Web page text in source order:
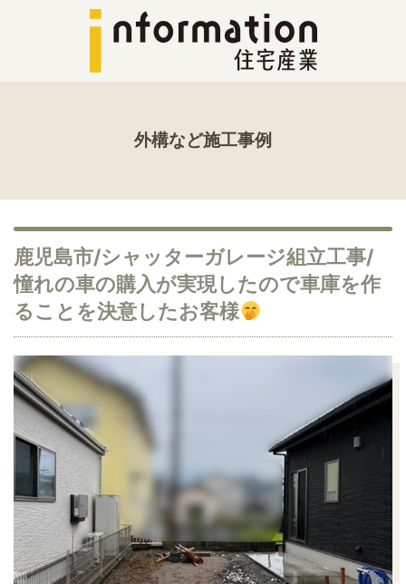
外構など施工事例
鹿児島市/シャッターガレージ組立工事/
憧れの車の購入が実現したので車庫を作
ることを決意したお客様